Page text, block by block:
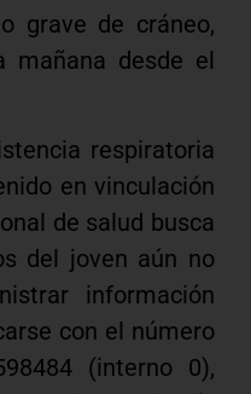
grave de cráneo,
mañana desde el
respiratoria
en vinculación
de salud busca
del joven aún no
información
con el número
(interno 0),